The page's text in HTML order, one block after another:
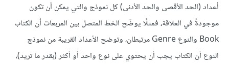
أعداد (الحد الأقصى والحد الأدنى) كل نموذج والتي يمكن أن تكون
موجودةً في العلاقة، فمثلًا يوضّح الخط المتصل بين المربعات أن الكتاب
Book والنوع Genre مرتبطان، وتوضح الأعداد القريبة من نموذج
النوع أن الكتاب يجب أن يحتوي على نوع واحد أو أكثر (بقدر ما تريد)،